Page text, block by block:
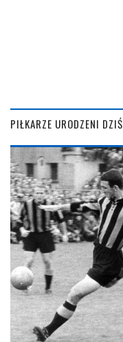
PIŁKARZE URODZENI DZIŚ